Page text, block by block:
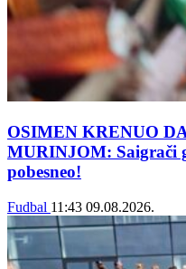
OSIMEN KRENUO
MURINJOM: Saigrači
pobesneo!
Fudbal 11:43 09.08.2026.